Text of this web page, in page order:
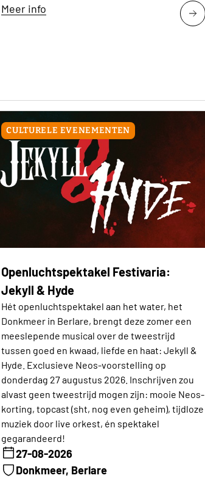
Meer info
CULTURELE EVENEMENTEN
Openluchtspektakel Festivaria:
Jekyll & Hyde
Hét openluchtspektakel aan het water, het
Donkmeer in Berlare, brengt deze zomer een
meeslepende musical over de tweestrijd
tussen goed en kwaad, liefde en haat: Jekyll &
Hyde. Exclusieve Neos-voorstelling op
donderdag 27 augustus 2026. Inschrijven zou
alvast geen tweestrijd mogen zijn: mooie Neos-
korting, topcast (sht, nog even geheim), tijdloze
muziek door live orkest, én spektakel
gegarandeerd!
27-08-2026
Donkmeer, Berlare